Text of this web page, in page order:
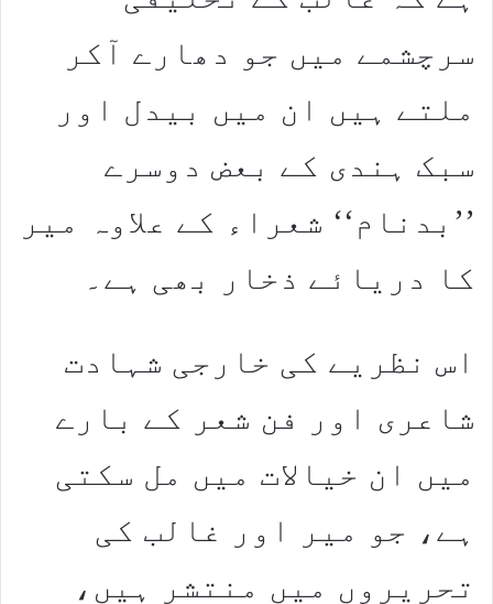
سرچشمے میں جو دھارے آکر
ملتے ہیں ان میں بیدل اور
سبک ہندی کے بعض دوسرے
’’بدنام‘‘ شعراء کے علاوہ میر
کا دریائے ذخار بھی ہے۔
اس نظریے کی خارجی شہادت
شاعری اور فن شعر کے بارے
میں ان خیالات میں مل سکتی
ہے، جو میر اور غالب کی
تحریروں میں منتشر ہیں،